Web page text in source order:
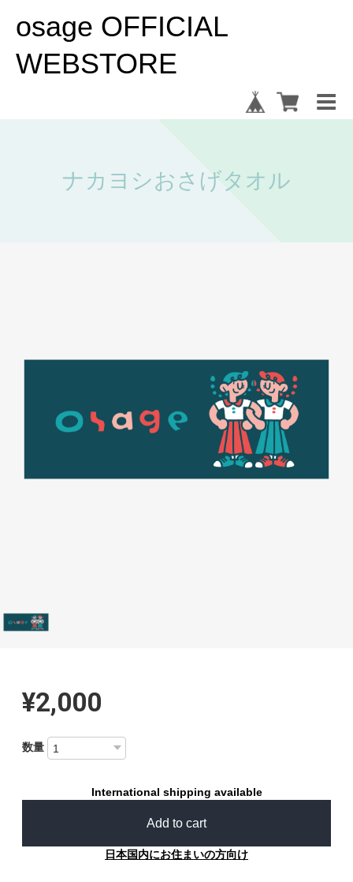
osage OFFICIAL
WEBSTORE
ナカヨシおさげタオル
¥2,000
数量
International shipping available
Add to cart
日本国内にお住まいの方向け